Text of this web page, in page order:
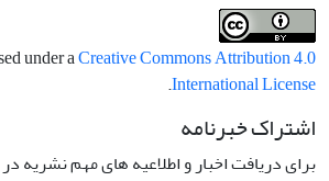
under aCreative Commons Attribution 4.0
International License
.
اشتراک خبرنامه
برای دریافت اخبار و اطلاعیه های مهم نشریه